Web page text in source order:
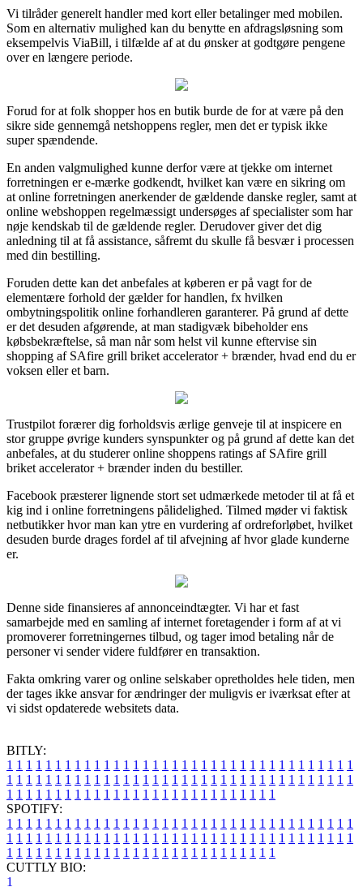
Vi tilråder generelt handler med kort eller betalinger med mobilen.
Som en alternativ mulighed kan du benytte en afdragsløsning som
eksempelvis ViaBill, i tilfælde af at du ønsker at godtgøre pengene
over en længere periode.
Forud for at folk shopper hos en butik burde de for at være på den
sikre side gennemgå netshoppens regler, men det er typisk ikke
super spændende.
En anden valgmulighed kunne derfor være at tjekke om internet
forretningen er e-mærke godkendt, hvilket kan være en sikring om
at online forretningen anerkender de gældende danske regler, samt at
online webshoppen regelmæssigt undersøges af specialister som har
nøje kendskab til de gældende regler. Derudover giver det dig
anledning til at få assistance, såfremt du skulle få besvær i processen
med din bestilling.
Foruden dette kan det anbefales at køberen er på vagt for de
elementære forhold der gælder for handlen, fx hvilken
ombytningspolitik online forhandleren garanterer. På grund af dette
er det desuden afgørende, at man stadigvæk bibeholder ens
købsbekræftelse, så man når som helst vil kunne eftervise sin
shopping af SAfire grill briket accelerator + brænder, hvad end du er
voksen eller et barn.
Trustpilot forærer dig forholdsvis ærlige genveje til at inspicere en
stor gruppe øvrige kunders synspunkter og på grund af dette kan det
anbefales, at du studerer online shoppens ratings af SAfire grill
briket accelerator + brænder inden du bestiller.
Facebook præsterer lignende stort set udmærkede metoder til at få et
kig ind i online forretningens pålidelighed. Tilmed møder vi faktisk
netbutikker hvor man kan ytre en vurdering af ordreforløbet, hvilket
desuden burde drages fordel af til afvejning af hvor glade kunderne
er.
Denne side finansieres af annonceindtægter. Vi har et fast
samarbejde med en samling af internet foretagender i form af at vi
promoverer forretningernes tilbud, og tager imod betaling når de
personer vi sender videre fuldfører en transaktion.
Fakta omkring varer og online selskaber opretholdes hele tiden, men
der tages ikke ansvar for ændringer der muligvis er iværksat efter at
vi sidst opdaterede websitets data.
BITLY:
1 1 1 1 1 1 1 1 1 1 1 1 1 1 1 1 1 1 1 1 1 1 1 1 1 1 1 1 1 1 1 1 1 1 1 1
1 1 1 1 1 1 1 1 1 1 1 1 1 1 1 1 1 1 1 1 1 1 1 1 1 1 1 1 1 1 1 1 1 1 1 1
1 1 1 1 1 1 1 1 1 1 1 1 1 1 1 1 1 1 1 1 1 1 1 1 1 1 1 1
SPOTIFY:
1 1 1 1 1 1 1 1 1 1 1 1 1 1 1 1 1 1 1 1 1 1 1 1 1 1 1 1 1 1 1 1 1 1 1 1
1 1 1 1 1 1 1 1 1 1 1 1 1 1 1 1 1 1 1 1 1 1 1 1 1 1 1 1 1 1 1 1 1 1 1 1
1 1 1 1 1 1 1 1 1 1 1 1 1 1 1 1 1 1 1 1 1 1 1 1 1 1 1 1
CUTTLY BIO:
1